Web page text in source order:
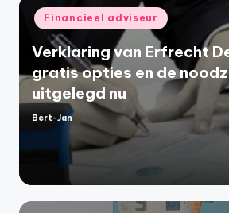
Geplaatst
in
Financieel adviseur
Verklaring van Erfrecht
gratis opties en de
uitgelegd nu
Geplaatst
door
Bert-Jan